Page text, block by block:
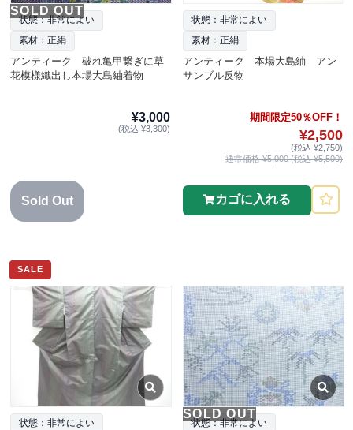
SOLD OUT
状態：非常によい
素材：正絹
アンティーク 破れ亀甲繋ぎに草
花模様織出し本場大島紬着物
¥3,000
(税込 ¥3,300)
Sold Out
状態：非常によい
素材：正絹
アンティーク 本場大島紬 アン
サンブル反物
期間限定50％OFF！
¥2,500
(税込 ¥2,750)
通常価格 ¥5,000 (税込 ¥5,500)
カゴに入れる
SALE
状態：非常によい
SOLD OUT
状態：非常によい